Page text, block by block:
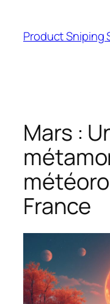
content
Product Sniping
Mars :
France